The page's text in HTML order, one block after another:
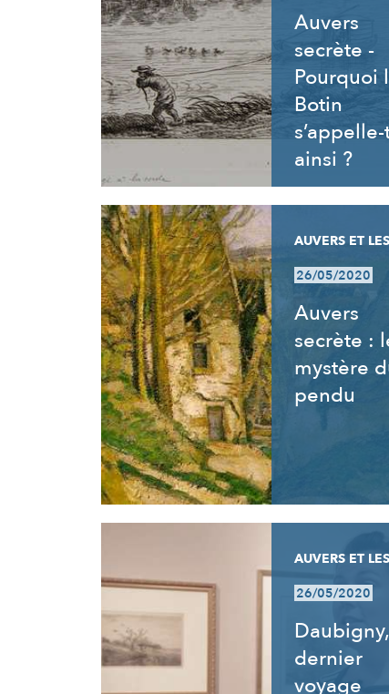
Auvers
secrète -
Pourquoi
Botin
ainsi ?
AUVERS ET
26/05/2020
Auvers
secrète :
mystère
pendu
AUVERS ET
26/05/2020
dernier
voyage